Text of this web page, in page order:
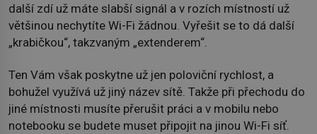
další zdí už máte slabší signál a v rozích místností už
většinou nechytíte Wi-Fi žádnou. Vyřešit se to dá další
„krabičkou“, takzvaným „extenderem“.
Ten Vám však poskytne už jen poloviční rychlost, a
bohužel využívá už jiný název sítě. Takže při přechodu do
jiné místnosti musíte přerušit práci a v mobilu nebo
notebooku se budete muset připojit na jinou Wi-Fi síť.